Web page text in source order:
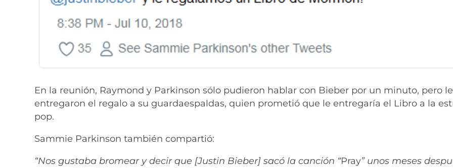
En la reunión, Raymond y Parkinson sólo pudieron hablar con Bieber por un minuto, pero le
entregaron el regalo a su guardaespaldas, quien prometió que le entregaría el Libro a la
pop.
Sammie Parkinson también compartió:
“Nos gustaba bromear y decir que [Justin Bieber] sacó la canción “Pray” unos meses